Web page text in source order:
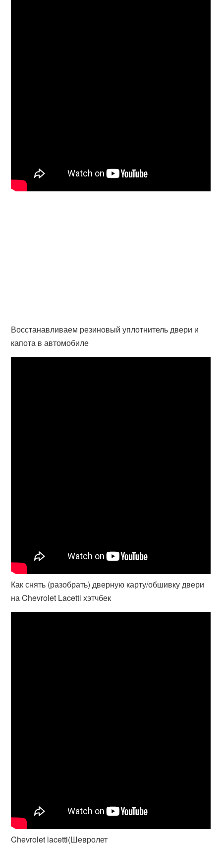
Восстанавливаем резиновый уплотнитель двери и
капота в автомобиле
Как снять (разобрать) дверную карту/обшивку двери
на Chevrolet Lacetti хэтчбек
Chevrolet lacetti(Шевролет